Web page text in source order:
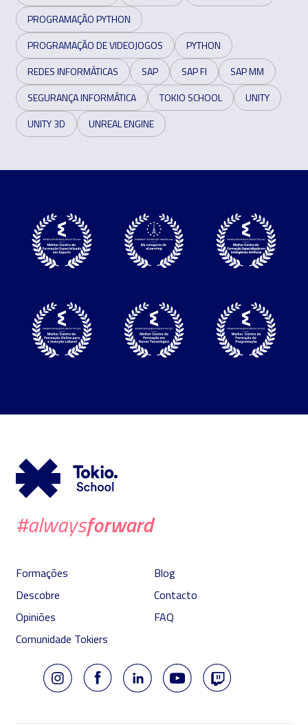
PROGRAMAÇÃO PYTHON
PROGRAMAÇÃO DE VIDEOJOGOS
PYTHON
REDES INFORMÁTICAS
SAP SAP FI
SAP MM
SEGURANÇA INFORMÁTICA
TOKIO SCHOOL
UNITY
UNITY 3D
UNREAL ENGINE
#alwaysforward
Formações
Descobre
Opiniões
Comunidade Tokiers
Blog
Contacto
FAQ